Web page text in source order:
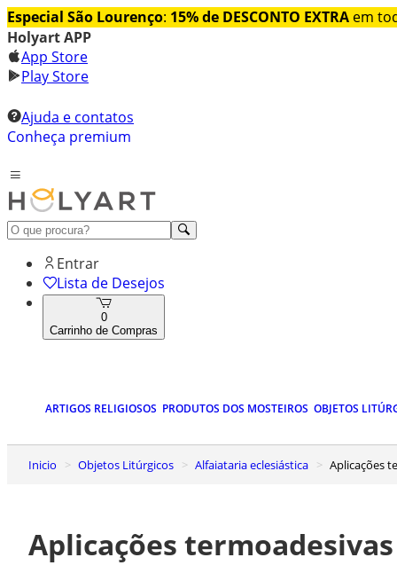
Especial São Lourenço: 15% de DESCONTO EXTRA em
Holyart APP
App Store
Play Store
Ajuda e contatos
Conheça premium
Entrar
Lista de Desejos
0
Carrinho de Compras
ARTIGOS RELIGIOSOS PRODUTOS DOS MOSTEIROS OBJETOS
Inicio Objetos Litúrgicos Alfaiataria eclesiástica Aplicações
Aplicações termoadesivas